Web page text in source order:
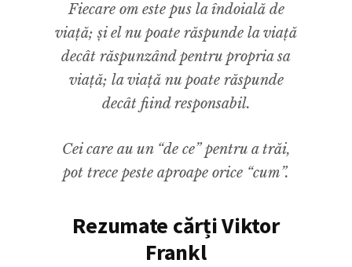
Fiecare om este pus la îndoială de
viață; și el nu poate răspunde la viață
decât răspunzând pentru propria sa
viață; la viață nu poate răspunde
decât fiind responsabil.
Cei care au un “de ce” pentru a trăi,
pot trece peste aproape orice “cum”.
Rezumate cărți Viktor
Frankl